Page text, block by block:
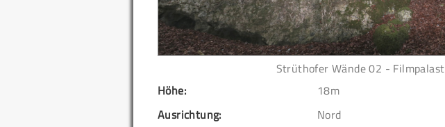
Strüthofer Wände 02 - Filmpalast
Höhe:
18m
Ausrichtung:
Nord